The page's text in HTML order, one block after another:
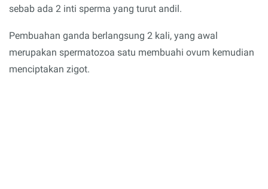
sebab ada 2 inti sperma yang turut andil.
Pembuahan ganda berlangsung 2 kali, yang awal
merupakan spermatozoa satu membuahi ovum kemudian
menciptakan zigot.